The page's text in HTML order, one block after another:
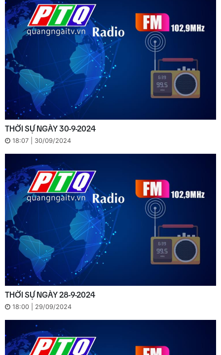
THỜI SỰ NGÀY 30-9-2024
18:07 | 30/09/2024
THỜI SỰ NGÀY 28-9-2024
18:00 | 29/09/2024